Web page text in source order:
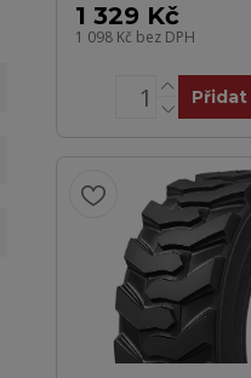
1 329 Kč
1 098 Kč bez DPH